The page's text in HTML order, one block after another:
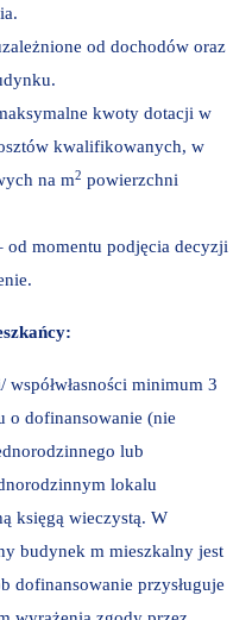
od dochodów oraz
kwoty dotacji w
kwalifikowanych, w
na m2 powierzchni
od momentu podjęcia decyzji
współwłasności minimum 3
o dofinansowanie (nie
lub
lokalu
księgą wieczystą. W
budynek m mieszkalny jest
dofinansowanie przysługuje